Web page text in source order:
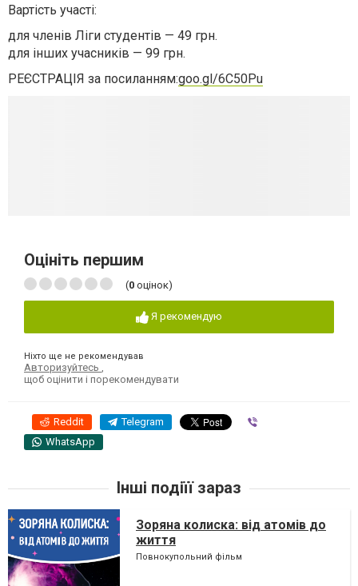
Вартість участі:
для членів Ліги студентів — 49 грн.
для інших учасників — 99 грн.
РЕЄСТРАЦІЯ за посиланням:goo.gl/6C50Pu
Оцініть першим
(0 оцінок)
Я рекомендую
Ніхто ще не рекомендував
Авторизуйтесь
щоб оцінити і порекомендувати
Reddit Telegram
WhatsApp
Інші подіїї зараз
Зоряна колиска: від атомів до
життя
Повнокупольний фільм